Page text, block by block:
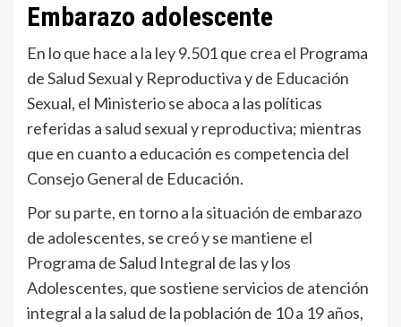
Embarazo adolescente
En lo que hace a la ley 9.501 que crea el Programa
de Salud Sexual y Reproductiva y de Educación
Sexual, el Ministerio se aboca a las políticas
referidas a salud sexual y reproductiva; mientras
que en cuanto a educación es competencia del
Consejo General de Educación.
Por su parte, en torno a la situación de embarazo
de adolescentes, se creó y se mantiene el
Programa de Salud Integral de las y los
Adolescentes, que sostiene servicios de atención
integral a la salud de la población de 10 a 19 años,